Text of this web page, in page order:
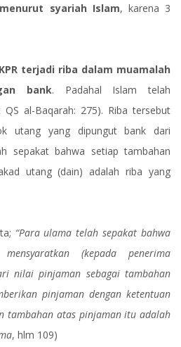
syariah Islam, karena 3
terjadi riba dalam muamalah
bank. Padahal Islam telah
al-Baqarah: 275). Riba tersebut
utang yang dipungut bank dari
sepakat bahwa setiap tambahan
utang (dain) adalah riba yang
“Para ulama telah sepakat bahwa
(kepada penerima
nilai pinjaman sebagai tambahan
pinjaman dengan ketentuan
tambahan atas pinjaman itu adalah
, hlm 109)